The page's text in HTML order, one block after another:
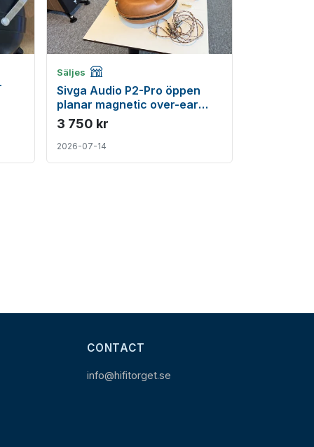
Säljes Företagsannons
Sivga Audio P2-Pro öppen
planar magnetic over-ear
hörlur - Beg
3 750 kr
2026-07-14
CONTACT
info@hifitorget.se